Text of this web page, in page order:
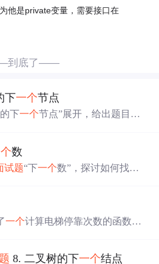
他是private变量，需要接口在
到底了——
下一个节点
下一个节点”展开，给出题目描
现代码，点明考点为二叉树中序
针操作。
数
试题“下一个数”，探讨如何找到
一个计算电梯停靠次数的函数。
8. 二叉树的下一个结点